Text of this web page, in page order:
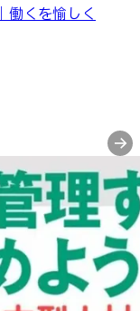
働くを愉しく